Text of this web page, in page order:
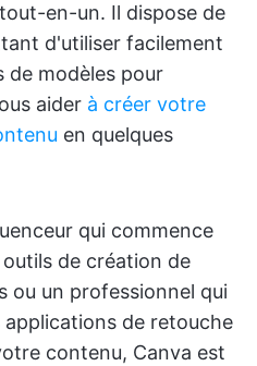
en-un. Il dispose de
d'utiliser facilement
de modèles pour
aider à créer votre
en quelques
qui commence
de création de
ou un professionnel qui
de retouche
contenu, Canva est